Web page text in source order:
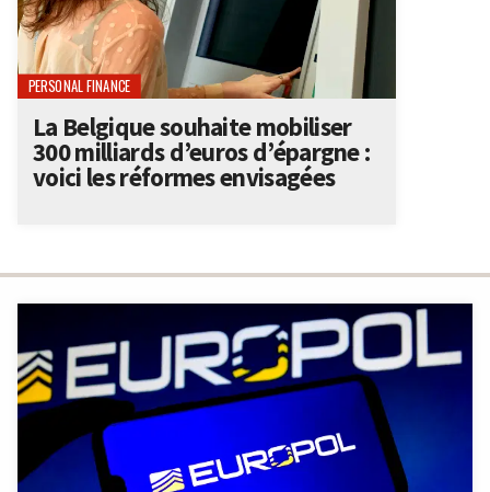
PERSONAL FINANCE
La Belgique souhaite mobiliser
300 milliards d’euros d’épargne :
voici les réformes envisagées